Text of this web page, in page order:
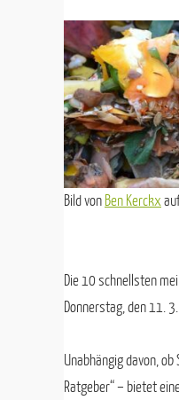
Bild von Ben Kerckx
Die 10 schnellsten
Donnerstag, den 11.
Unabhängig davon,
Ratgeber“ – bietet